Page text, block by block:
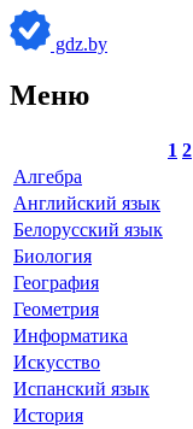
gdz.by
Меню
1 2
Алгебра
Английский язык
Белорусский язык
Биология
География
Геометрия
Информатика
Искусство
Испанский язык
История